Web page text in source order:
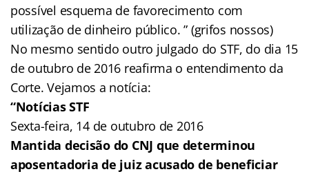
possível esquema de favorecimento com
utilização de dinheiro público. ” (grifos nossos)
No mesmo sentido outro julgado do STF, do dia 15
de outubro de 2016 reafirma o entendimento da
Corte. Vejamos a notícia:
“Notícias STF
Sexta-feira, 14 de outubro de 2016
Mantida decisão do CNJ que determinou
aposentadoria de juiz acusado de beneficiar